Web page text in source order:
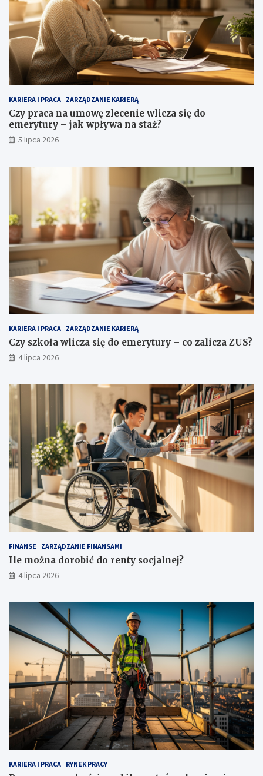
KARIERA I PRACA ZARZĄDZANIE KARIERĄ
Czy praca na umowę zlecenie wlicza się do
emerytury – jak wpływa na staż?
5 lipca 2026
KARIERA I PRACA ZARZĄDZANIE KARIERĄ
Czy szkoła wlicza się do emerytury – co zalicza ZUS?
4 lipca 2026
FINANSE ZARZĄDZANIE FINANSAMI
Ile można dorobić do renty socjalnej?
4 lipca 2026
KARIERA I PRACA RYNEK PRACY